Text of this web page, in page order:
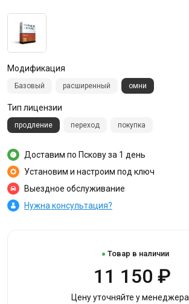
Модификация
Базовый расширенный омни
Тип лицензии
продление переход покупка
Доставим по Пскову за 1 день
Установим и настроим под ключ
Выездное обслуживание
Нужна консультация?
Товар в наличии
11 150 ₽
Цену уточняйте у менеджера